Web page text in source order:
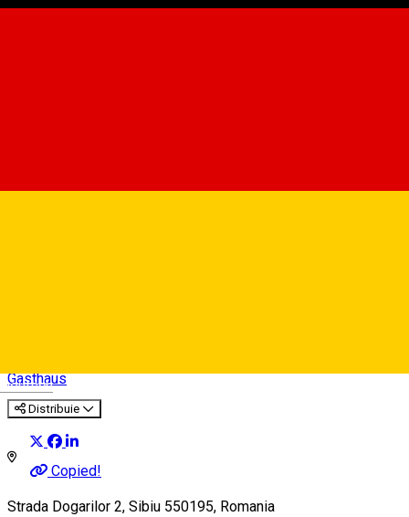
Deutsch
Gasthaus
Distribuie
Copied!
Strada Dogarilor 2, Sibiu 550195, Romania